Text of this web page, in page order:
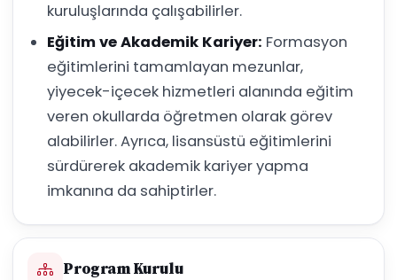
kuruluşlarında çalışabilirler.
Eğitim ve Akademik Kariyer: Formasyon
eğitimlerini tamamlayan mezunlar,
yiyecek-içecek hizmetleri alanında eğitim
veren okullarda öğretmen olarak görev
alabilirler. Ayrıca, lisansüstü eğitimlerini
sürdürerek akademik kariyer yapma
imkanına da sahiptirler.
Program Kurulu